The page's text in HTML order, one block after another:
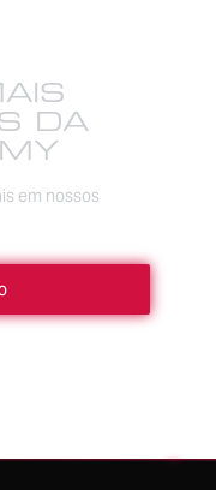
DA
em nossos